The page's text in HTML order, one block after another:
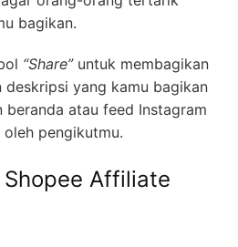
bagikan.
“Share”untuk membagikan
deskripsi yang kamu bagikan
beranda atau feed Instagram
pengikutmu.
Affiliate